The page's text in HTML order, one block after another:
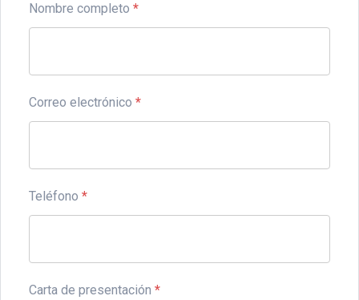
Nombre completo *
Correo electrónico *
Teléfono *
Carta de presentación *